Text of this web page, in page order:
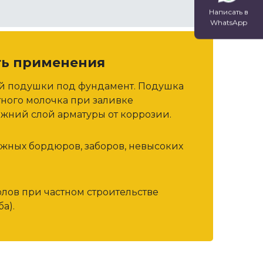
применения
подушки под фундамент. Подушка
молочка при заливке
слой арматуры от коррозии.
бордюров, заборов, невысоких
при частном строительстве
Написать в
WhatsApp